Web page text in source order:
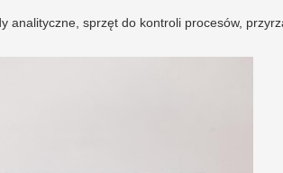
analityczne, sprzęt do kontroli procesów,